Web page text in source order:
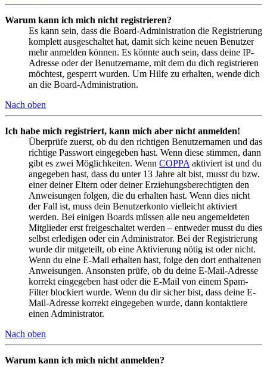
Warum kann ich mich nicht registrieren?
Es kann sein, dass die Board-Administration die Registrierung
komplett ausgeschaltet hat, damit sich keine neuen Benutzer
mehr anmelden können. Es könnte auch sein, dass deine IP-
Adresse oder der Benutzername, mit dem du dich registrieren
möchtest, gesperrt wurden. Um Hilfe zu erhalten, wende dich
an die Board-Administration.
Nach oben
Ich habe mich registriert, kann mich aber nicht anmelden!
Überprüfe zuerst, ob du den richtigen Benutzernamen und das
richtige Passwort eingegeben hast. Wenn diese stimmen, dann
gibt es zwei Möglichkeiten. Wenn COPPA aktiviert ist und du
angegeben hast, dass du unter 13 Jahre alt bist, musst du bzw.
einer deiner Eltern oder deiner Erziehungsberechtigten den
Anweisungen folgen, die du erhalten hast. Wenn dies nicht
der Fall ist, muss dein Benutzerkonto vielleicht aktiviert
werden. Bei einigen Boards müssen alle neu angemeldeten
Mitglieder erst freigeschaltet werden – entweder musst du dies
selbst erledigen oder ein Administrator. Bei der Registrierung
wurde dir mitgeteilt, ob eine Aktivierung nötig ist oder nicht.
Wenn du eine E-Mail erhalten hast, folge den dort enthaltenen
Anweisungen. Ansonsten prüfe, ob du deine E-Mail-Adresse
korrekt eingegeben hast oder die E-Mail von einem Spam-
Filter blockiert wurde. Wenn du dir sicher bist, dass deine E-
Mail-Adresse korrekt eingegeben wurde, dann kontaktiere
einen Administrator.
Nach oben
Warum kann ich mich nicht anmelden?